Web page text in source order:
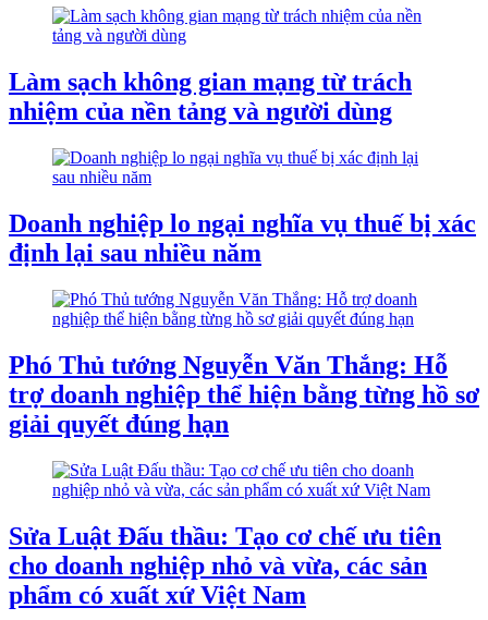
Làm sạch không gian mạng từ trách
nhiệm của nền tảng và người dùng
Doanh nghiệp lo ngại nghĩa vụ thuế bị xác
định lại sau nhiều năm
Phó Thủ tướng Nguyễn Văn Thắng: Hỗ
trợ doanh nghiệp thể hiện bằng từng hồ sơ
giải quyết đúng hạn
Sửa Luật Đấu thầu: Tạo cơ chế ưu tiên
cho doanh nghiệp nhỏ và vừa, các sản
phẩm có xuất xứ Việt Nam